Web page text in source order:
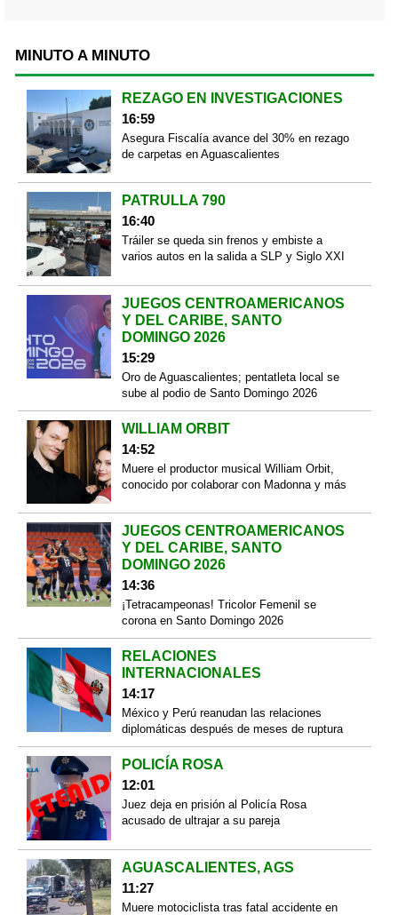
MINUTO A MINUTO
REZAGO EN INVESTIGACIONES
16:59
Asegura Fiscalía avance del 30% en rezago
de carpetas en Aguascalientes
PATRULLA 790
16:40
Tráiler se queda sin frenos y embiste a
varios autos en la salida a SLP y Siglo XXI
JUEGOS CENTROAMERICANOS
Y DEL CARIBE, SANTO
DOMINGO 2026
15:29
Oro de Aguascalientes; pentatleta local se
sube al podio de Santo Domingo 2026
WILLIAM ORBIT
14:52
Muere el productor musical William Orbit,
conocido por colaborar con Madonna y más
JUEGOS CENTROAMERICANOS
Y DEL CARIBE, SANTO
DOMINGO 2026
14:36
¡Tetracampeonas! Tricolor Femenil se
corona en Santo Domingo 2026
RELACIONES
INTERNACIONALES
14:17
México y Perú reanudan las relaciones
diplomáticas después de meses de ruptura
POLICÍA ROSA
12:01
Juez deja en prisión al Policía Rosa
acusado de ultrajar a su pareja
AGUASCALIENTES, AGS
11:27
Muere motociclista tras fatal accidente en